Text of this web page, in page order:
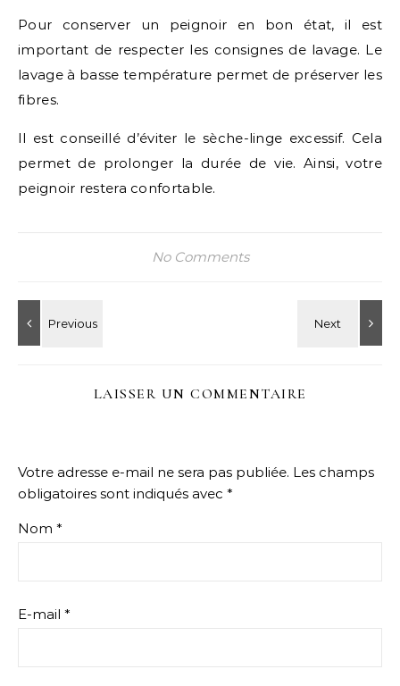
Pour conserver un peignoir en bon état, il est
important de respecter les consignes de lavage. Le
lavage à basse température permet de préserver les
fibres.
Il est conseillé d’éviter le sèche-linge excessif. Cela
permet de prolonger la durée de vie. Ainsi, votre
peignoir restera confortable.
No Comments
LAISSER UN COMMENTAIRE
Votre adresse e-mail ne sera pas publiée. Les champs
obligatoires sont indiqués avec *
Nom *
E-mail *